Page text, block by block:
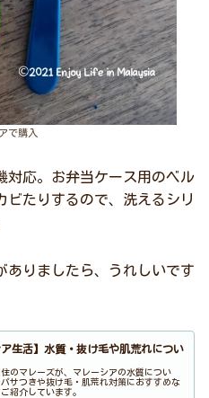
で購入
対応。お弁当ケース用のベル
ビたりするので、洗えるシリ
ありましたら、うれしいです
ア生活】水質・抜け毛や肌荒れについ
のマレーズが、マレーシアの水質につい
サつきや抜け毛・肌荒れ対策におすすめな
紹介しています。